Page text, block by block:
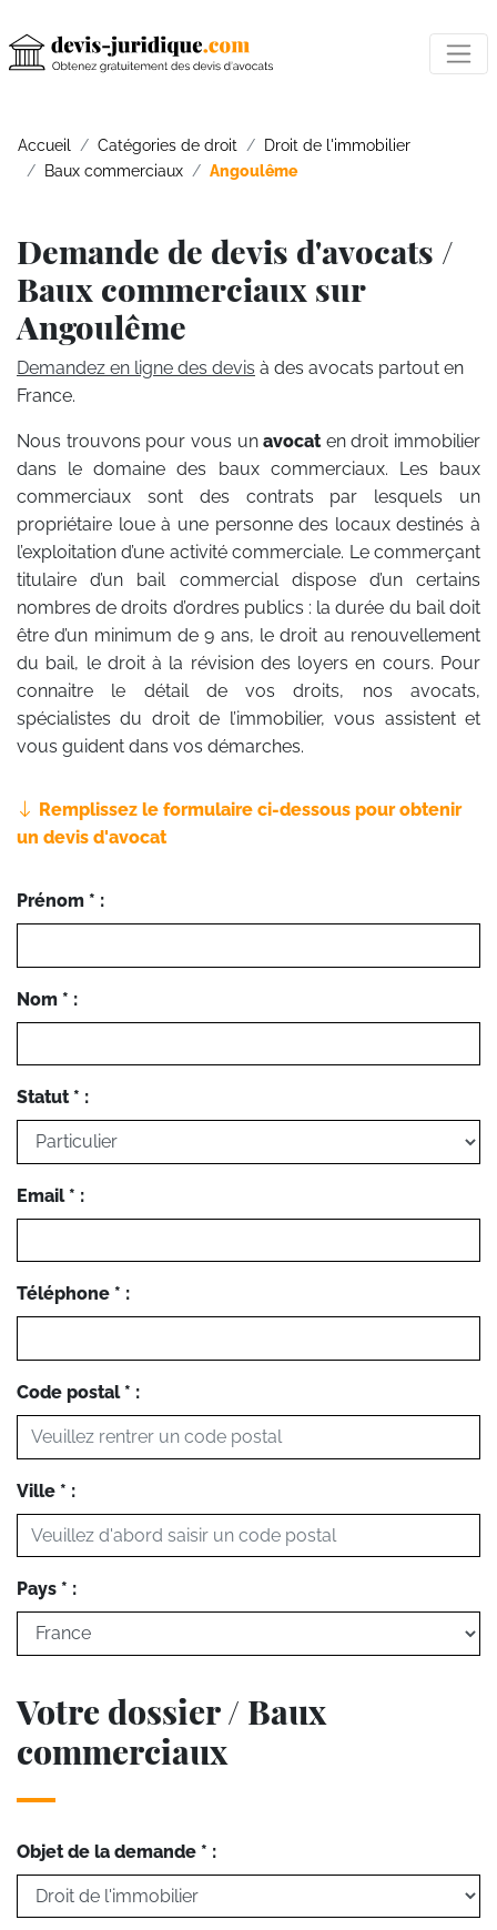
Accueil Catégories de droit
Droit de l'immobilier
Baux commerciaux
Angoulême
Demande de devis d'avocats /
Baux commerciaux sur
Angoulême
Demandez en ligne des devis à des avocats partout en
France.
Nous trouvons pour vous unavocat en droit immobilier
dans le domaine des baux commerciaux. Les baux
commerciaux sont des contrats par lesquels un
propriétaire loue à une personne des locaux destinés à
l’exploitation d’une activité commerciale. Le commerçant
titulaire d’un bail commercial dispose d’un certains
nombres de droits d’ordres publics : la durée du bail doit
être d’un minimum de 9 ans, le droit au renouvellement
du bail, le droit à la révision des loyers en cours. Pour
connaitre le détail de vos droits, nos avocats,
spécialistes du droit de l’immobilier, vous assistent et
vous guident dans vos démarches.
Remplissez le formulaire ci-dessous pour obtenir
un devis d'avocat
Prénom * :
Nom * :
Statut * :
Email * :
Téléphone * :
Code postal * :
Ville * :
Pays * :
Votre dossier / Baux
commerciaux
Objet de la demande * :